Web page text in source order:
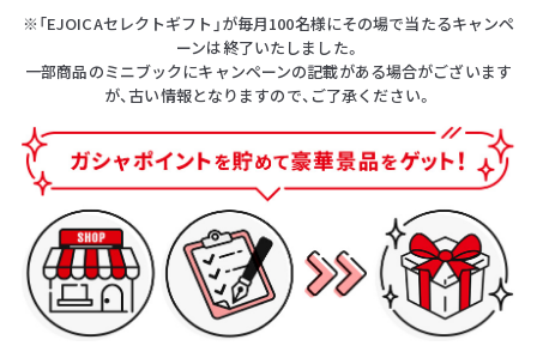
※「EJOICAセレクトギフト」が毎月100名様にその場で当たるキャンペ
ーンは終了いたしました。
一部商品のミニブックにキャンペーンの記載がある場合がございます
が、古い情報となりますので、ご了承ください。